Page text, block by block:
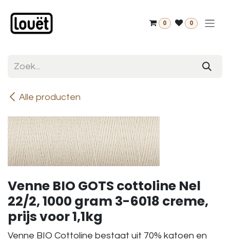
0 0
Alle producten
Venne BIO GOTS cottoline Nel
22/2, 1000 gram 3-6018 creme,
prijs voor 1,1kg
Venne BIO Cottoline bestaat uit 70% katoen en